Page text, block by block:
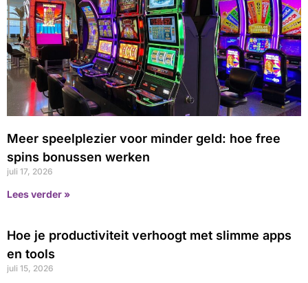
Meer speelplezier voor minder geld: hoe free
spins bonussen werken
juli 17, 2026
Lees verder »
Hoe je productiviteit verhoogt met slimme apps
en tools
juli 15, 2026